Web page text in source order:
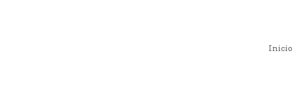
Inicio